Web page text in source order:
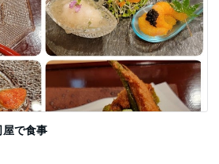
屋で食事